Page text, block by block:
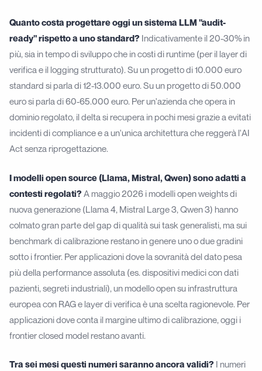
Quanto costa progettare oggi un sistema LLM "audit-
ready" rispetto a uno standard? Indicativamente il 20-30% in
più, sia in tempo di sviluppo che in costi di runtime (per il layer di
verifica e il logging strutturato). Su un progetto di 10.000 euro
standard si parla di 12-13.000 euro. Su un progetto di 50.000
euro si parla di 60-65.000 euro. Per un'azienda che opera in
dominio regolato, il delta si recupera in pochi mesi grazie a evitati
incidenti di compliance e a un'unica architettura che reggerà l'AI
Act senza riprogettazione.
I modelli open source (Llama, Mistral, Qwen) sono adatti a
contesti regolati? A maggio 2026 i modelli open weights di
nuova generazione (Llama 4, Mistral Large 3, Qwen 3) hanno
colmato gran parte del gap di qualità sui task generalisti, ma sui
benchmark di calibrazione restano in genere uno o due gradini
sotto i frontier. Per applicazioni dove la sovranità del dato pesa
più della performance assoluta (es. dispositivi medici con dati
pazienti, segreti industriali), un modello open su infrastruttura
europea con RAG e layer di verifica è una scelta ragionevole. Per
applicazioni dove conta il margine ultimo di calibrazione, oggi i
frontier closed model restano avanti.
Tra sei mesi questi numeri saranno ancora validi? I numeri